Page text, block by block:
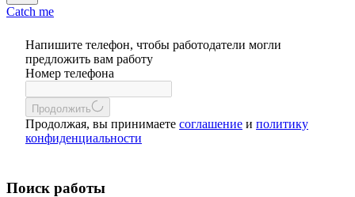
Catch me
Напишите телефон, чтобы работодатели могли
предложить вам работу
Номер телефона
Продолжить
Продолжая, вы принимаете соглашение и политику
конфиденциальности
Поиск работы